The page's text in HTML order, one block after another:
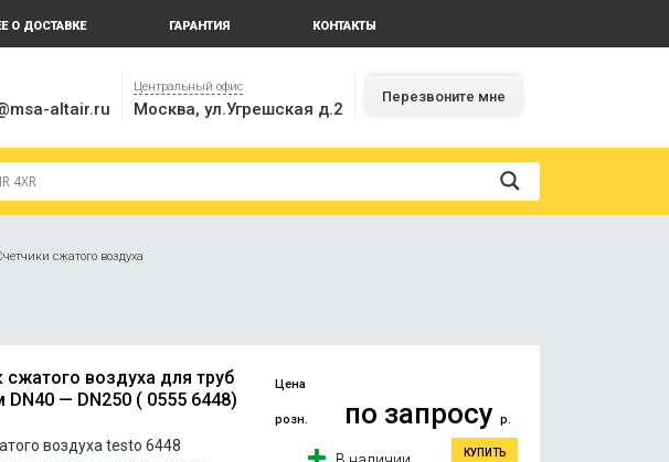
О ДОСТАВКЕ ГАРАНТИЯ КОНТАКТЫ
altair.ru
Центральный офис
Москва, ул.Угрешская д.2
Перезвоните мне
сжатого воздуха
сжатого воздуха для труб
— DN250 ( 0555 6448)
воздуха testo 6448
Цена
розн. по запросу р.
КУПИТЬ